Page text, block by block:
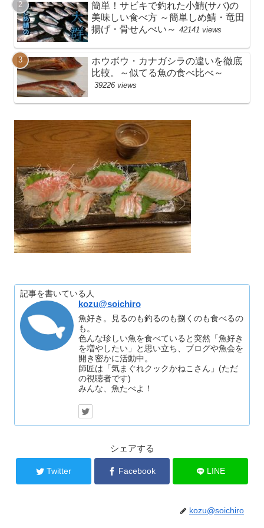
簡単！サビキで釣れた小鯖(サバ)の
美味しい食べ方 ～簡単しめ鯖・竜田
揚げ・骨せんべい～ 42141 views
ホウボウ・カナガシラの違いを徹底
比較。～似てる魚の食べ比べ～
39226 views
記事を書いている人
kozu@soichiro
魚好き。見るのも釣るのも捌くのも食べるの
も。
色んな珍しい魚を食べていると突然「魚好き
を増やしたい」と思い立ち、ブログや魚会を
開き密かに活動中。
師匠は「気まぐれクックかねこさん」(ただ
の視聴者です)
みんな、魚たべよ！
シェアする
Twitter Facebook LINE
kozu@soichiro